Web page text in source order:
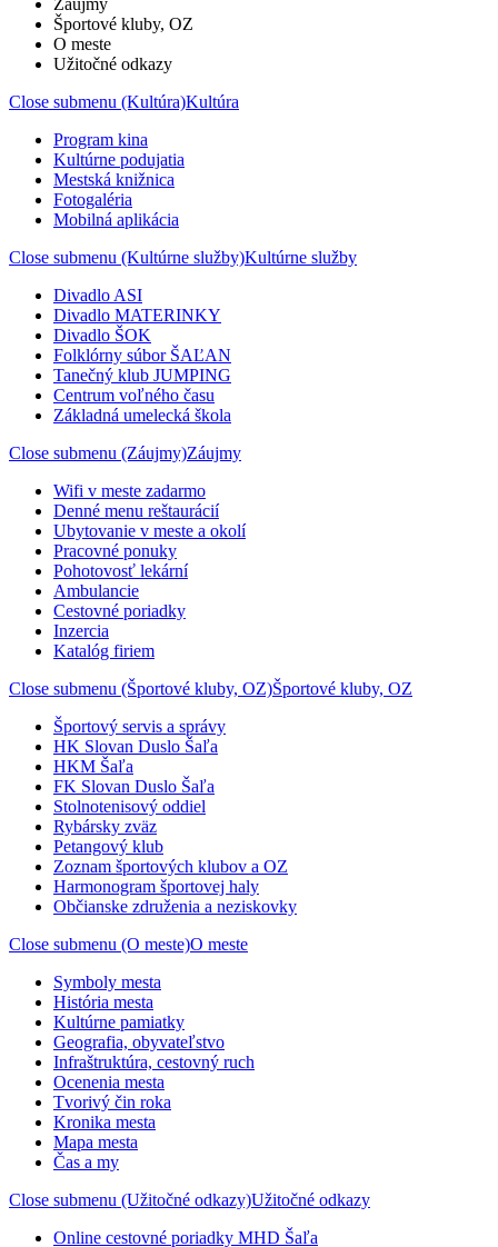
Záujmy
Športové kluby, OZ
O meste
Užitočné odkazy
Close submenu (Kultúra)Kultúra
Program kina
Kultúrne podujatia
Mestská knižnica
Fotogaléria
Mobilná aplikácia
Close submenu (Kultúrne služby)Kultúrne služby
Divadlo ASI
Divadlo MATERINKY
Divadlo ŠOK
Folklórny súbor ŠAĽAN
Tanečný klub JUMPING
Centrum voľného času
Základná umelecká škola
Close submenu (Záujmy)Záujmy
Wifi v meste zadarmo
Denné menu reštaurácií
Ubytovanie v meste a okolí
Pracovné ponuky
Pohotovosť lekární
Ambulancie
Cestovné poriadky
Inzercia
Katalóg firiem
Close submenu (Športové kluby, OZ)Športové kluby, OZ
Športový servis a správy
HK Slovan Duslo Šaľa
HKM Šaľa
FK Slovan Duslo Šaľa
Stolnotenisový oddiel
Rybársky zväz
Petangový klub
Zoznam športových klubov a OZ
Harmonogram športovej haly
Občianske združenia a neziskovky
Close submenu (O meste)O meste
Symboly mesta
História mesta
Kultúrne pamiatky
Geografia, obyvateľstvo
Infraštruktúra, cestovný ruch
Ocenenia mesta
Tvorivý čin roka
Kronika mesta
Mapa mesta
Čas a my
Close submenu (Užitočné odkazy)Užitočné odkazy
Online cestovné poriadky MHD Šaľa